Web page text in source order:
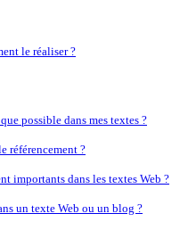
le réaliser ?
possible dans mes textes ?
référencement ?
importants dans les textes Web ?
un texte Web ou un blog ?